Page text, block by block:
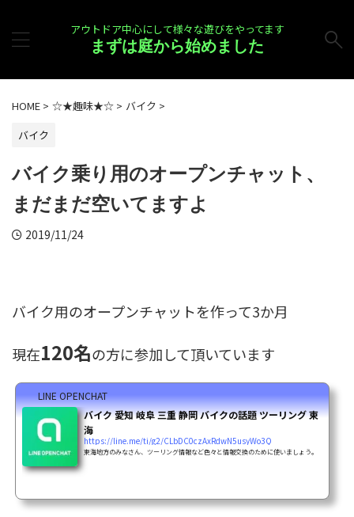
アウトドア中心にして様々な遊びをやってます
まずは庭から始めました
HOME > ☆★趣味★☆ > バイク >
バイク
バイク乗り用のオープンチャット、
まだまだ空いてますよ
2019/11/24
バイク用のオープンチャットを作って3か月
現在120名の方に参加して頂いています
LINE OPENCHAT
バイク 愛知 岐阜 三重 静岡 バイクの話題 ツーリング 東
海
https://line.me/ti/g2/CLbDC0czAxRdwN5usyWo3Q
東海地方のみなさん、ツーリング情報など色々と情報交換のために使いましょう。